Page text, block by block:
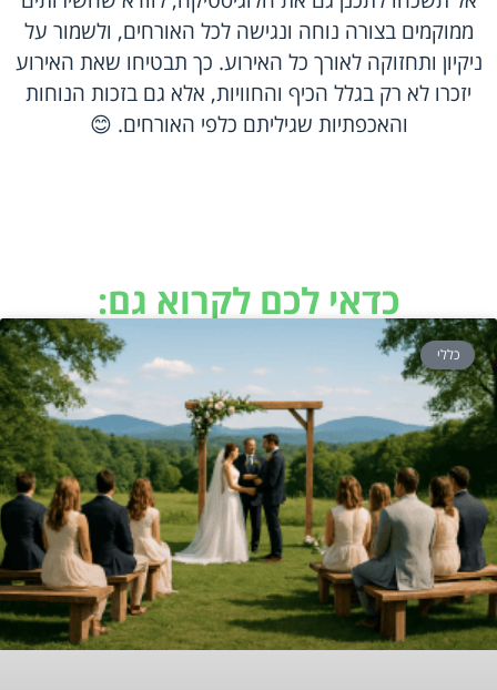
ממוקמים בצורה נוחה ונגישה לכל האורחים, ולשמור על
ניקיון ותחזוקה לאורך כל האירוע. כך תבטיחו שאת האירוע
יזכרו לא רק בגלל הכיף והחוויות, אלא גם בזכות הנוחות
והאכפתיות שגיליתם כלפי האורחים. 😊
כדאי לכם לקרוא גם:
כללי